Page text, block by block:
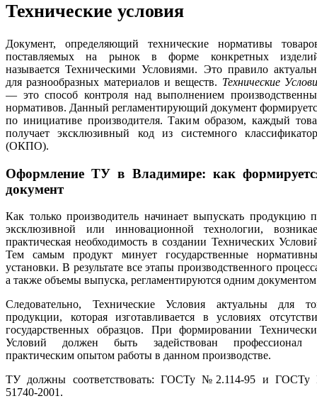
Технические условия
Документ, определяющий технические нормативы
поставляемых на рынок в форме конкретных
называется Техническими Условиями. Это правило
для разнообразных материалов и веществ. Технические
— это способ контроля над выполнением
нормативов. Данный регламентирующий документ
по инициативе производителя. Таким образом, каждый
получает эксклюзивный код из системного
(ОКПО).
Оформление ТУ в Владимире: как
документ
Как только производитель начинает выпускать продукцию
эксклюзивной или инновационной технологии,
практическая необходимость в создании Технических
Тем самым продукт минует государственные
установки. В результате все этапы производственного
а также объемы выпуска, регламентируются одним
Следовательно, Технические Условия актуальны для
продукции, которая изготавливается в условиях
государственных образцов. При формировании
Условий должен быть задействован профессионал
практическим опытом работы в данном производстве.
ТУ должны соответствовать: ГОСТу №2.114-95 и ГОСТу
51740-2001.